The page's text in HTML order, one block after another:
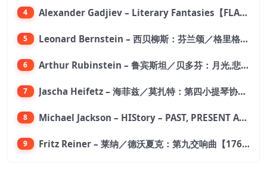
4 Alexander Gadjiev – Literary Fantasies【FLAC 192】
5 Leonard Bernstein – 西贝柳斯：芬兰颂／格里格：培尔·金特组曲【44.1kHz／24bit】
6 Arthur Rubinstein – 鲁宾斯坦／贝多芬：月光,悲怆,热情,告别钢琴奏鸣曲【176.4kHz／24bit】
7 Jascha Heifetz – 海菲兹／莫扎特：第四小提琴协奏曲，第五小提琴协奏曲《土耳其》／维瓦尔第：小提琴与大提琴协奏曲，RV 547【192kHz／24bit】
8 Michael Jackson – HIStory – PAST, PRESENT AND FUTURE – BOOK I【96kHz／24bit】
9 Fritz Reiner – 莱纳／德沃夏克：第九交响曲【176.4kHz／24bit】